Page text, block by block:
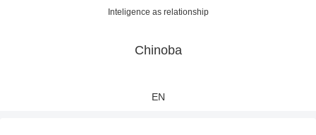
Inteligence as relationship
Chinoba
EN